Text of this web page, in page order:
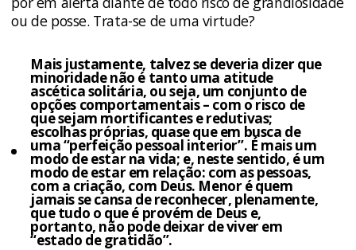
ou de posse. Trata-se de uma virtude?
Mais justamente, talvez se deveria dizer que
minoridade não é tanto uma atitude
ascética solitária, ou seja, um conjunto de
opções comportamentais – com o risco de
que sejam mortificantes e redutivas;
escolhas próprias, quase que em busca de
uma “perfeição pessoal interior”. É mais um
modo de estar na vida; e, neste sentido, é um
modo de estar em relação: com as pessoas,
com a criação, com Deus. Menor é quem
jamais se cansa de reconhecer, plenamente,
que tudo o que é provém de Deus e,
portanto, não pode deixar de viver em
“estado de gratidão”.